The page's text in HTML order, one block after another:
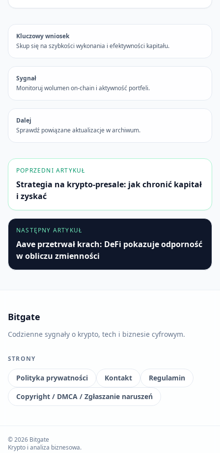
Kluczowy wniosek
Skup się na szybkości wykonania i efektywności kapitału.
Sygnał
Monitoruj wolumen on-chain i aktywność portfeli.
Dalej
Sprawdź powiązane aktualizacje w archiwum.
POPRZEDNI ARTYKUŁ
Strategia na krypto-presale: jak chronić kapitał
i zyskać
NASTĘPNY ARTYKUŁ
Aave przetrwał krach: DeFi pokazuje odporność
w obliczu zmienności
Bitgate
Codzienne sygnały o krypto, tech i biznesie cyfrowym.
STRONY
Polityka prywatności Kontakt
Regulamin
Copyright / DMCA / Zgłaszanie naruszeń
© 2026 Bitgate
Krypto i analiza biznesowa.